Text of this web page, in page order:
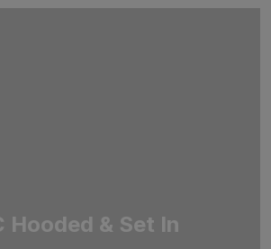
Hooded & Set In